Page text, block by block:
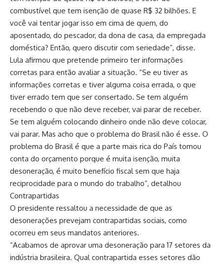
combustível que tem isenção de quase R$ 32 bilhões. E
você vai tentar jogar isso em cima de quem, do
aposentado, do pescador, da dona de casa, da empregada
doméstica? Então, quero discutir com seriedade”, disse.
Lula afirmou que pretende primeiro ter informações
corretas para então avaliar a situação. “Se eu tiver as
informações corretas e tiver alguma coisa errada, o que
tiver errado tem que ser consertado. Se tem alguém
recebendo o que não deve receber, vai parar de receber.
Se tem alguém colocando dinheiro onde não deve colocar,
vai parar. Mas acho que o problema do Brasil não é esse. O
problema do Brasil é que a parte mais rica do País tomou
conta do orçamento porque é muita isenção, muita
desoneração, é muito benefício fiscal sem que haja
reciprocidade para o mundo do trabalho”, detalhou
Contrapartidas
O presidente ressaltou a necessidade de que as
desonerações prevejam contrapartidas sociais, como
ocorreu em seus mandatos anteriores.
“Acabamos de aprovar uma desoneração para 17 setores da
indústria brasileira. Qual contrapartida esses setores dão